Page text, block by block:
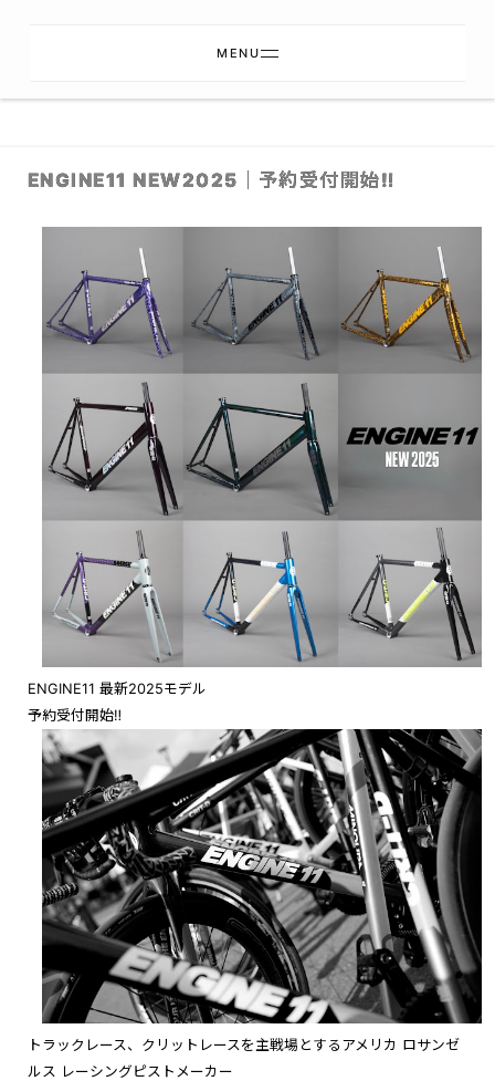
MENU
ENGINE11 NEW2025｜予約受付開始‼︎
ENGINE11 最新2025モデル
予約受付開始‼︎
トラックレース、クリットレースを主戦場とするアメリカ ロサンゼ
ルス レーシングピストメーカー